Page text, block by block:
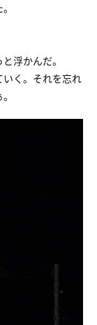
浮かんだ。
く。それを忘れ